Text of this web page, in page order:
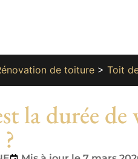
de toiture >Toit
la durée